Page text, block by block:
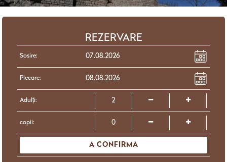
REZERVARE
Sosire:
Plecare:
Adulți:
copii:
A CONFIRMA